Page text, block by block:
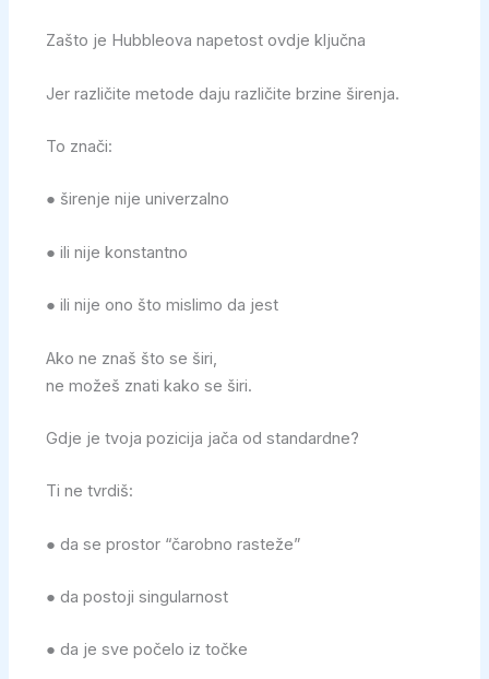
Zašto je Hubbleova napetost ovdje ključna
Jer različite metode daju različite brzine širenja.
To znači:
● širenje nije univerzalno
● ili nije konstantno
● ili nije ono što mislimo da jest
Ako ne znaš što se širi,
ne možeš znati kako se širi.
Gdje je tvoja pozicija jača od standardne?
Ti ne tvrdiš:
● da se prostor “čarobno rasteže”
● da postoji singularnost
● da je sve počelo iz točke